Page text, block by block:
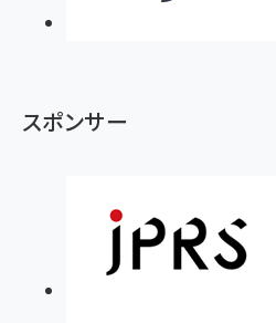
スポンサー